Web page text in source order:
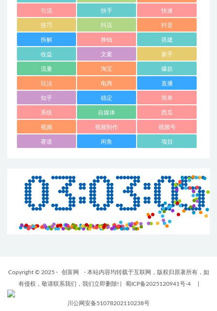
引流 快手 快速
技巧 抖店 抖音
拆解 挣钱 搭建
收益 文案 新手
流量 淘宝 爆款
玩法 电商 直播
知乎 稳定 简单
系统 自媒体 西瓜
视频 视频制作 视频号
赛道 闲鱼 项目
Copyright © 2025 · 创富网
· 本站内容均转载于互联网，版权归原著所有，如
有侵权，敬请联系我们，我们立即删除!
蜀ICP备2025120941号-4
川公网安备51078202110238号